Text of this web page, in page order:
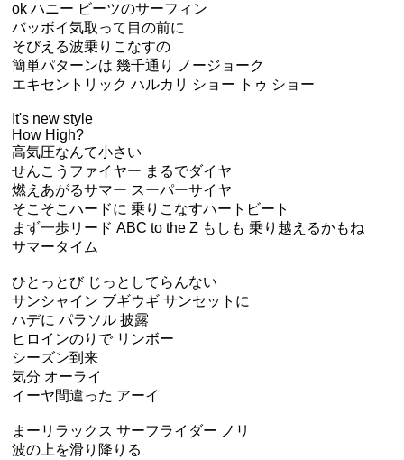
ok ハニー ビーツのサーフィン
バッボイ気取って目の前に
そびえる波乗りこなすの
簡単パターンは 幾千通り ノージョーク
エキセントリック ハルカリ ショー トゥ ショー
It's new style
How High?
高気圧なんて小さい
せんこうファイヤー まるでダイヤ
燃えあがるサマー スーパーサイヤ
そこそこハードに 乗りこなすハートビート
まず一歩リード ABC to the Z もしも 乗り越えるかもね
サマータイム
ひとっとび じっとしてらんない
サンシャイン ブギウギ サンセットに
ハデに パラソル 披露
ヒロインのりで リンボー
シーズン到来
気分 オーライ
イーヤ間違った アーイ
まーリラックス サーフライダー ノリ
波の上を滑り降りる